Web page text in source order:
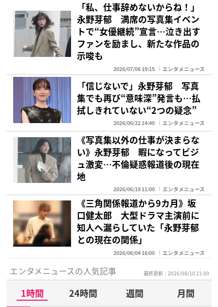
「私、仕事辞めないからね！」
永野芽郁 満席の写真集イベン
トで“女優継続”宣言…泣き出す
ファンを励まし、新たな作品の
示唆も
2026/07/06 19:15 エンタメニュース
「信じないで」永野芽郁 写真
集でも再び“意味深”発言も…払
拭しきれていない“2つの疑念”
2026/06/22 14:40 エンタメニュース
《写真集以外の仕事が決まらな
い》永野芽郁 暇になってビジ
ュ激変…不倫疑惑報道後の現在
地
2026/06/18 11:00 エンタメニュース
《三角関係報道から9カ月》坂
口健太郎 大型ドラマ主演前に
知人へ漏らしていた「永野芽郁
との現在の関係」
2026/06/04 16:00 エンタメニュース
エンタメニュースの人気記事 最終更新：2026/08/10 21:00
1時間 24時間 週間
月間